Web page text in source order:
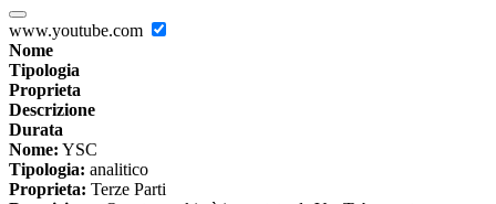
www.youtube.com
Nome
Tipologia
Proprieta
Descrizione
Durata
Nome: YSC
Tipologia: analitico
Proprieta: Terze Parti